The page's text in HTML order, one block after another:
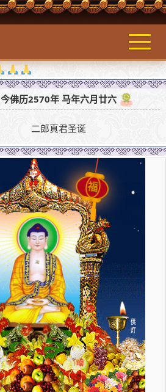
今佛历2570年 马年六月廿六
二郎真君圣诞
福